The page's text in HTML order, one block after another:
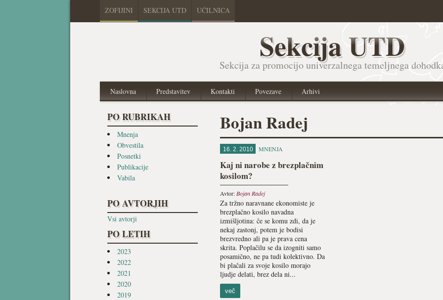
ZOFIJINI SEKCIJA UTD UČILNICA
Sekcija UTD
Sekcija za promocijo univerzalnega temeljnega
Naslovna Predstavitev Kontakti Povezave Arhivi
PO RUBRIKAH
Mnenja
Obvestila
Posnetki
Publikacije
Vabila
PO AVTORJIH
Vsi avtorji
PO LETIH
2023
2022
2021
2020
2019
Bojan Radej
16. 2. 2010 MNENJA
Kaj ni narobe z brezplačnim
kosilom?
Avtor: Bojan Radej
Za tržno naravnane ekonomiste je
brezplačno kosilo navadna
izmišljotina: če se komu zdi, da je
nekaj zastonj, potem je bodisi
brezvredno ali pa je prava cena
skrita. Poplačilu se da izogniti samo
posamično, ne pa tudi kolektivno. Da
bi plačali za svoje kosilo morajo
ljudje delati, brez dela ni...
več